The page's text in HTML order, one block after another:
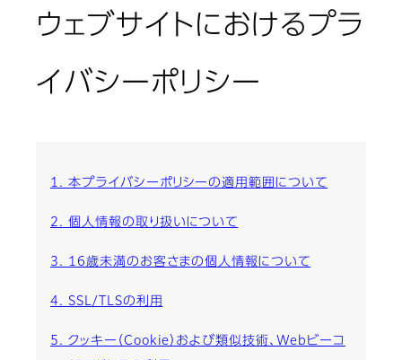
ウェブサイトにおけるプラ
イバシーポリシー
1. 本プライバシーポリシーの適用範囲について
2. 個人情報の取り扱いについて
3. 16歳未満のお客さまの個人情報について
4. SSL/TLSの利用
5. クッキー（Cookie）および類似技術、Webビーコ